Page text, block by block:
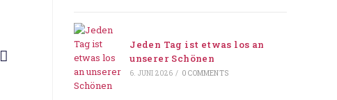
Jeden Tag ist etwas los an
unserer Schönen
6. JUNI 2026 / 0 COMMENTS